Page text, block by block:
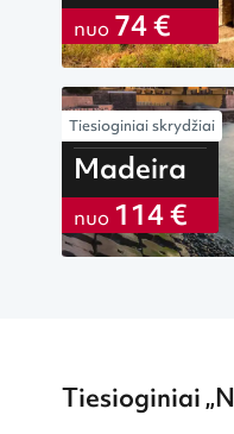
nuo 74 €
Tiesioginiai skrydžiai
iš Vilniaus
Madeira
nuo 114 €
Tiesioginiai